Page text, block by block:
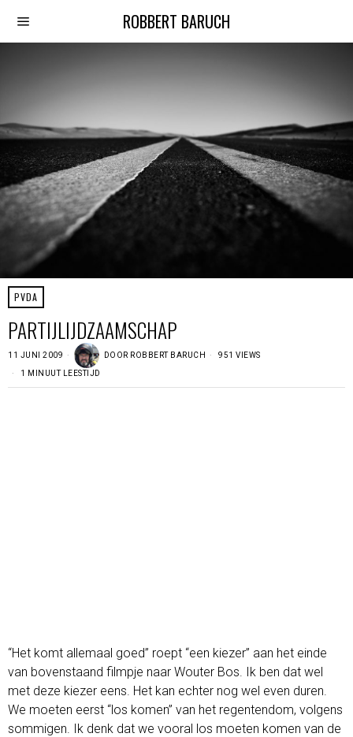
ROBBERT BARUCH
PVDA
PARTIJLIJDZAAMSCHAP
11 JUNI 2009 DOOR ROBBERT BARUCH 951 VIEWS
1 MINUUT LEESTIJD
“Het komt allemaal goed” roept “een kiezer” aan het einde
van bovenstaand filmpje naar Wouter Bos. Ik ben dat wel
met deze kiezer eens. Het kan echter nog wel even duren.
We moeten eerst “los komen” van het regentendom, volgens
sommigen. Ik denk dat we vooral los moeten komen van de